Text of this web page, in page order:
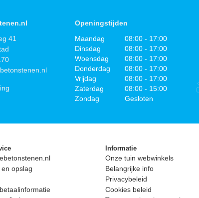
41
Openingstijden
Maandag
08:00 - 17:00
Dinsdag
08:00 - 17:00
Woensdag
08:00 - 17:00
Donderdag
08:00 - 17:00
Vrijdag
08:00 - 17:00
Zaterdag
08:00 - 15:00
Zondag
Gesloten
opslag
Informatie
Onze tuin webwinkels
Belangrijke info
Privacybeleid
Cookies beleid